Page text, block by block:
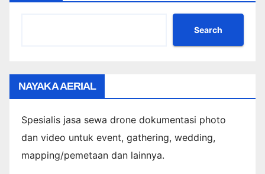
Search
NAYAKA AERIAL
Spesialis jasa sewa drone dokumentasi photo
dan video untuk event, gathering, wedding,
mapping/pemetaan dan lainnya.